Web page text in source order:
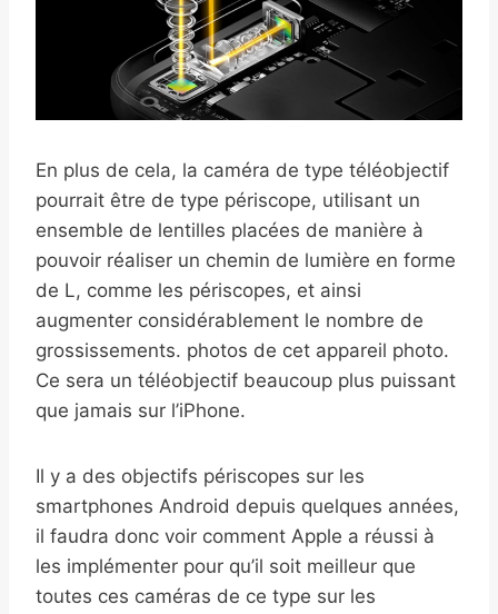
En plus de cela, la caméra de type téléobjectif
pourrait être de type périscope, utilisant un
ensemble de lentilles placées de manière à
pouvoir réaliser un chemin de lumière en forme
de L, comme les périscopes, et ainsi
augmenter considérablement le nombre de
grossissements. photos de cet appareil photo.
Ce sera un téléobjectif beaucoup plus puissant
que jamais sur l’iPhone.
Il y a des objectifs périscopes sur les
smartphones Android depuis quelques années,
il faudra donc voir comment Apple a réussi à
les implémenter pour qu’il soit meilleur que
toutes ces caméras de ce type sur les